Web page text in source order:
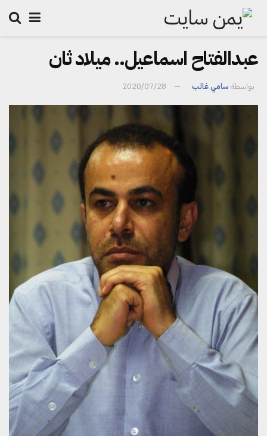
عبدالفتاح اسماعيل.. ميلاد ثان
بواسطة سامي غالب 2020/07/28